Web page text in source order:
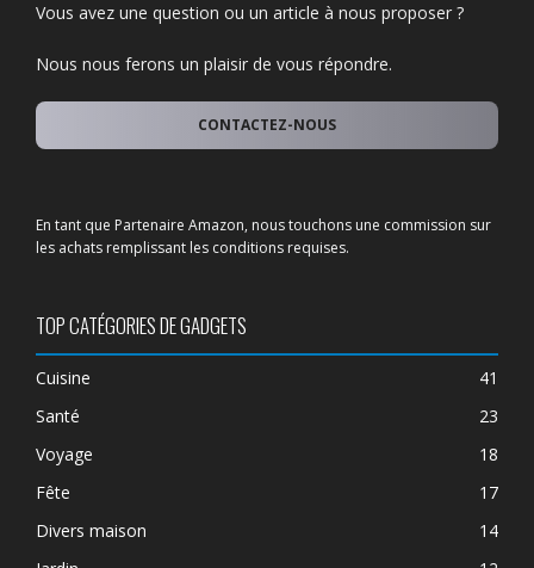
Vous avez une question ou un article à nous proposer ?
Nous nous ferons un plaisir de vous répondre.
CONTACTEZ-NOUS
En tant que Partenaire Amazon, nous touchons une commission sur
les achats remplissant les conditions requises.
TOP CATÉGORIES DE GADGETS
Cuisine
41
Santé
23
Voyage
18
Fête
17
Divers maison
14